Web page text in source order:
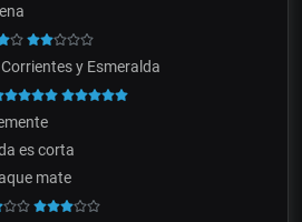
Corrientes y Esmeralda
es corta
mate